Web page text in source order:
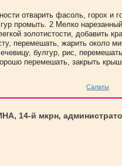
отварить фасоль, горох и
промыть. 2 Мелко
золотистости, добавить
перемешать, жарить около
булгур, рис,
перемешать, закрыть
Салаты
14-й мкрн,